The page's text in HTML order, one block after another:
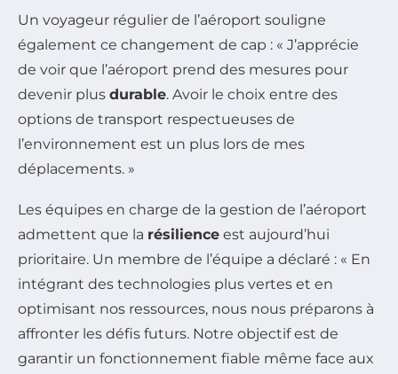
Un voyageur régulier de l’aéroport souligne
également ce changement de cap : « J’apprécie
de voir que l’aéroport prend des mesures pour
devenir plus durable. Avoir le choix entre des
options de transport respectueuses de
l’environnement est un plus lors de mes
déplacements. »
Les équipes en charge de la gestion de l’aéroport
admettent que la résilience est aujourd’hui
prioritaire. Un membre de l’équipe a déclaré : « En
intégrant des technologies plus vertes et en
optimisant nos ressources, nous nous préparons à
affronter les défis futurs. Notre objectif est de
garantir un fonctionnement fiable même face aux